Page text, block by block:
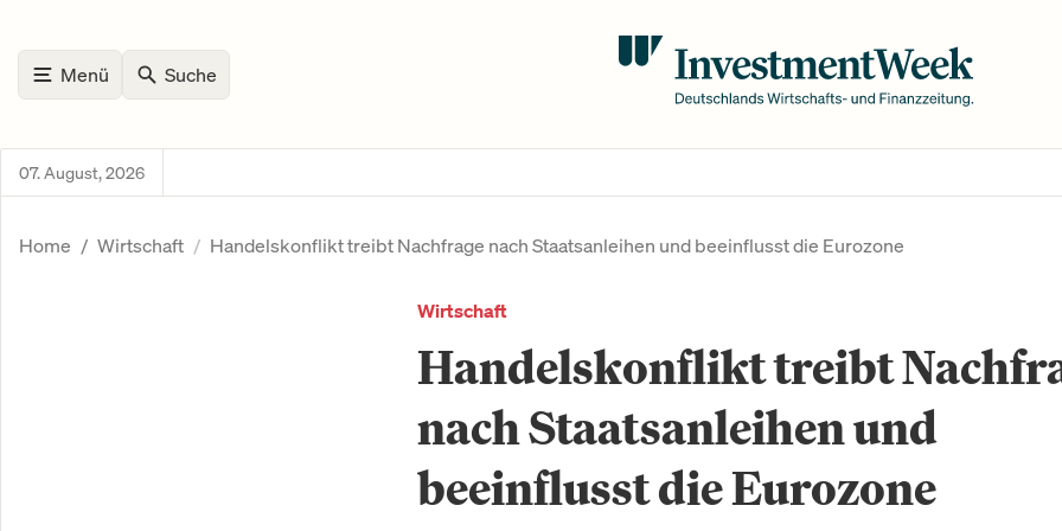
Menü Suche
07. August, 2026
Home Wirtschaft Handelskonflikt treibt Nachfrage nach Staatsanleihen und beeinflusst die Eurozone
Wirtschaft
Handelskonflikt treibt
nach Staatsanleihen und
beeinflusst die Eurozone